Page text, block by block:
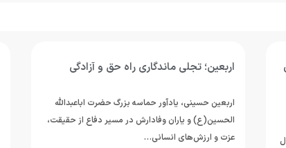
طاهریان: اردوی روسیه یکی از باکیفیت‌ترین
سرپرست تیم ملی واترپلوی ایران، اردوی آماده‌سازی این
تیم در کمپ تیم‌های ملی روسیه واقع در شهر پودولسک